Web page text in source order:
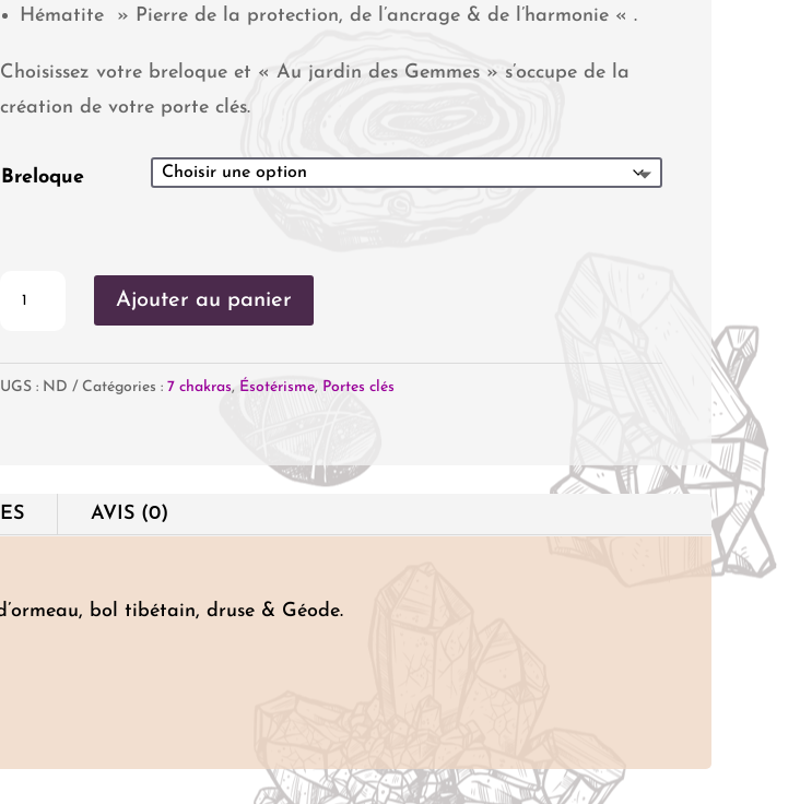
Hématite » Pierre de la protection, de l’ancrage & de l’harmonie « .
Choisissez votre breloque et « Au jardin des Gemmes » s’occupe de la
création de votre porte clés.
Breloque
clés
Ajouter au panier
UGS : ND Catégories :7 chakras, Ésotérisme, Portes clés
AVIS (0)
bol tibétain, druse & Géode.